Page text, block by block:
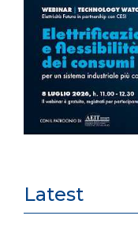
Latest